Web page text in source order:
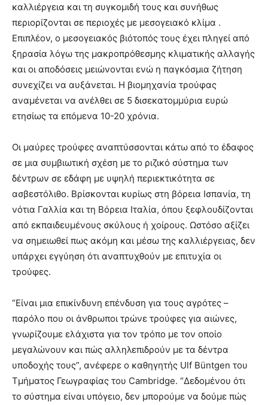
καλλιέργεια και τη συγκομιδή τους και συνήθως
περιορίζονται σε περιοχές με μεσογειακό κλίμα .
Επιπλέον, ο μεσογειακός βιότοπός τους έχει πληγεί από
ξηρασία λόγω της μακροπρόθεσμης κλιματικής αλλαγής
και οι αποδόσεις μειώνονται ενώ η παγκόσμια ζήτηση
συνεχίζει να αυξάνεται. Η βιομηχανία τρούφας
αναμένεται να ανέλθει σε 5 δισεκατομμύρια ευρώ
ετησίως τα επόμενα 10-20 χρόνια.
Οι μαύρες τρούφες αναπτύσσονται κάτω από το έδαφος
σε μια συμβιωτική σχέση με το ριζικό σύστημα των
δέντρων σε εδάφη με υψηλή περιεκτικότητα σε
ασβεστόλιθο. Βρίσκονται κυρίως στη βόρεια Ισπανία, τη
νότια Γαλλία και τη Βόρεια Ιταλία, όπου ξεφλουδίζονται
από εκπαιδευμένους σκύλους ή χοίρους. Ωστόσο αξίζει
να σημειωθεί πως ακόμη και μέσω της καλλιέργειας, δεν
υπάρχει εγγύηση ότι αναπτυχθούν με επιτυχία οι
τρούφες.
“Είναι μια επικίνδυνη επένδυση για τους αγρότες –
παρόλο που οι άνθρωποι τρώνε τρούφες για αιώνες,
γνωρίζουμε ελάχιστα για τον τρόπο με τον οποίο
μεγαλώνουν και πώς αλληλεπιδρούν με τα δέντρα
υποδοχής τους”, ανέφερε ο καθηγητής Ulf Büntgen του
Τμήματος Γεωγραφίας του Cambridge. “Δεδομένου ότι
το σύστημα είναι υπόγειο, δεν μπορούμε να δούμε πώς